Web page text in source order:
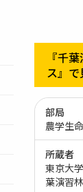
『千
ス』で
部局
農学生
所蔵者
東京大
葉演習林